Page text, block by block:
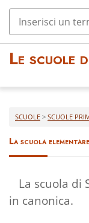
Le scuole
SCUOLE > SCUOLE
La scuola
La scuola di
in canonica.